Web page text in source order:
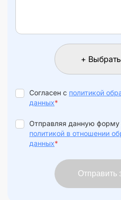
+
Согласен с политикой
данных*
Отправляя данную форму
политикой в отношении
данных*
Отправить